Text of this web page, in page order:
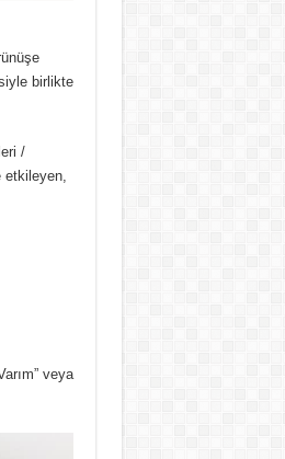
birlikte
/
etkileyen,
veya